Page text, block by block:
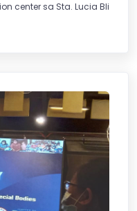
center sa Sta. Lucia Bliss,